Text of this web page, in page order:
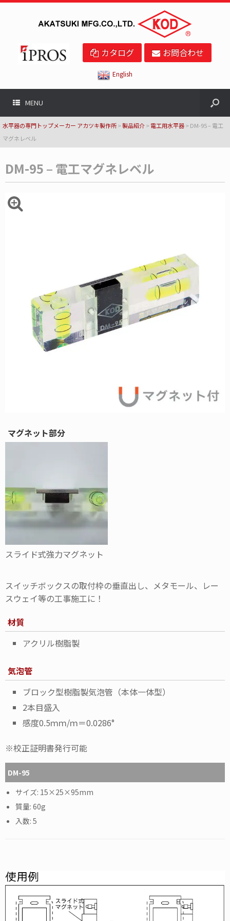
カタログ お問合わせ
English
MENU
水平器の専門トップメーカー アカツキ製作所>製品紹介> 電工用水平器> DM-95 – 電工
マグネレベル
DM-95 – 電工マグネレベル
マグネット部分
スライド式強力マグネット
スイッチボックスの取付枠の垂直出し、メタモール、レー
スウェイ等の工事施工に！
材質
アクリル樹脂製
気泡管
ブロック型樹脂製気泡管（本体一体型）
2本目盛入
感度0.5ｍｍ/ｍ＝0.0286°
※校正証明書発行可能
DM-95
15×25×95mm
60g
5